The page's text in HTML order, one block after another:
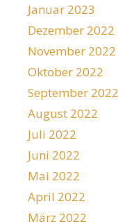
Januar 2023
Dezember 2022
November 2022
Oktober 2022
September 2022
August 2022
Juli 2022
Juni 2022
Mai 2022
April 2022
März 2022